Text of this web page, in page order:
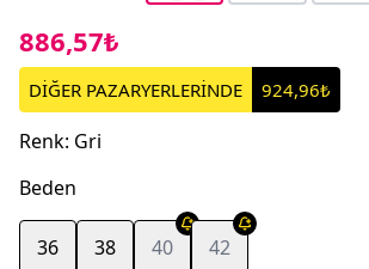
886,57₺
DİĞER PAZARYERLERİNDE 924,96₺
Renk: Gri
Beden
36 38 40 42